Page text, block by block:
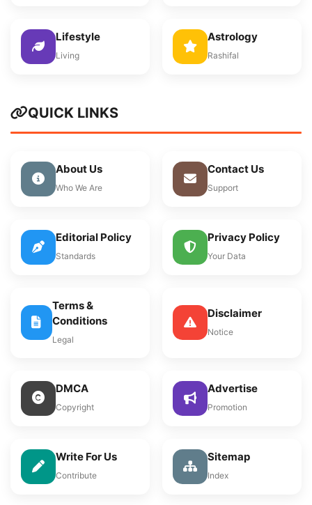
Lifestyle
Living
Astrology
Rashifal
QUICK LINKS
About Us
Who We Are
Contact Us
Support
Editorial Policy
Standards
Privacy Policy
Your Data
Terms &
Conditions
Legal
Disclaimer
Notice
DMCA
Copyright
Advertise
Promotion
Write For Us
Contribute
Sitemap
Index